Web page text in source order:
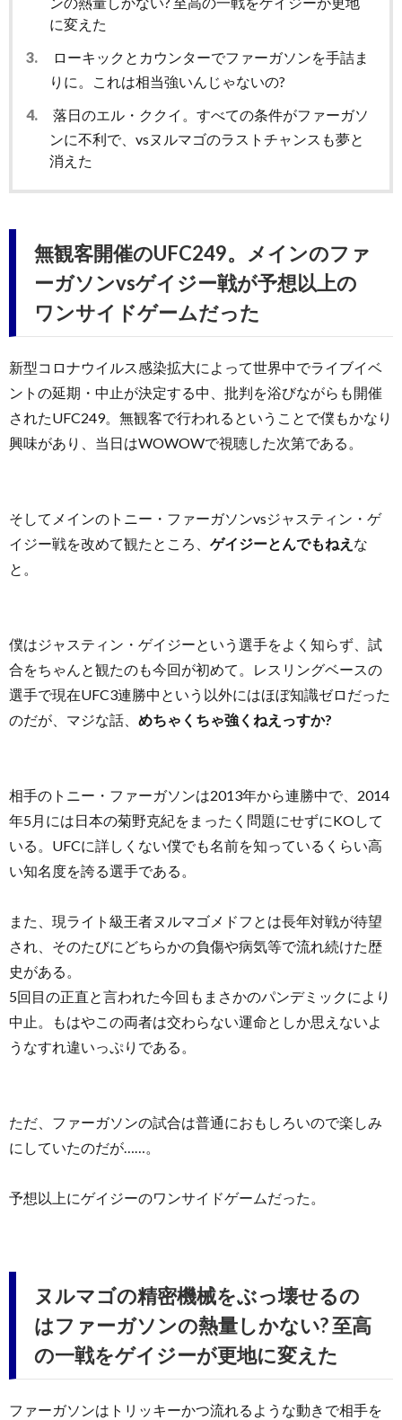
に変えた
3.
ローキックとカウンターでファーガソンを手詰ま
りに。これは相当強いんじゃないの?
4.
落日のエル・ククイ。すべての条件がファーガソ
ンに不利で、vsヌルマゴのラストチャンスも夢と
消えた
無観客開催のUFC249。メインのファ
ーガソンvsゲイジー戦が予想以上の
ワンサイドゲームだった
新型コロナウイルス感染拡大によって世界中でライブイベ
ントの延期・中止が決定する中、批判を浴びながらも開催
されたUFC249。無観客で行われるということで僕もかなり
興味があり、当日はWOWOWで視聴した次第である。
そしてメインのトニー・ファーガソンvsジャスティン・ゲ
イジー戦を改めて観たところ、 ゲイジーとんでもねえ な
と。
僕はジャスティン・ゲイジーという選手をよく知らず、試
合をちゃんと観たのも今回が初めて。レスリングベースの
選手で現在UFC3連勝中という以外にはほぼ知識ゼロだった
のだが、マジな話、 めちゃくちゃ強くねえっすか?
相手のトニー・ファーガソンは2013年から連勝中で、2014
年5月には日本の菊野克紀をまったく問題にせずにKOして
いる。UFCに詳しくない僕でも名前を知っているくらい高
い知名度を誇る選手である。
また、現ライト級王者ヌルマゴメドフとは長年対戦が待望
され、そのたびにどちらかの負傷や病気等で流れ続けた歴
史がある。
5回目の正直と言われた今回もまさかのパンデミックにより
中止。もはやこの両者は交わらない運命としか思えないよ
うなすれ違いっぷりである。
ただ、ファーガソンの試合は普通におもしろいので楽しみ
にしていたのだが……。
予想以上にゲイジーのワンサイドゲームだった。
ヌルマゴの精密機械をぶっ壊せるの
はファーガソンの熱量しかない? 至高
の一戦をゲイジーが更地に変えた
ファーガソンはトリッキーかつ流れるような動きで相手を